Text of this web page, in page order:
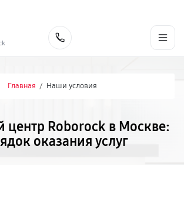
Главная / Наши условия
центр Roborock в Москве:
оказания услуг